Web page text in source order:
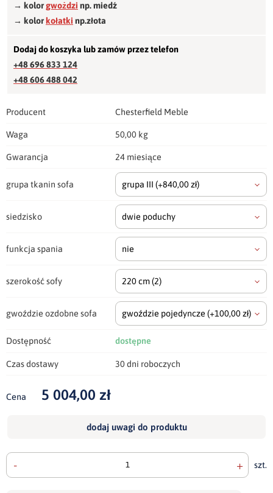
→ kolorgwożdzi np. miedź
→ kolorkołatki np.złota
Dodaj do koszyka lub zamów przez telefon
+48 696 833 124
+48 606 488 042
Producent Chesterfield Meble
Waga 50,00 kg
Gwarancja 24 miesiące
grupa tkanin sofa grupa III (+840,00 zł)
siedzisko dwie poduchy
funkcja spania nie
szerokość sofy 220 cm(2)
gwoździe ozdobne sofa gwoździe pojedyncze (+100,00 zł)
Dostępność dostępne
Czas dostawy 30 dni roboczych
Cena 5 004,00 zł
dodaj uwagi do produktu
- + szt.